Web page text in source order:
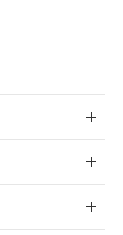
社の製
ること
るこ
書
する